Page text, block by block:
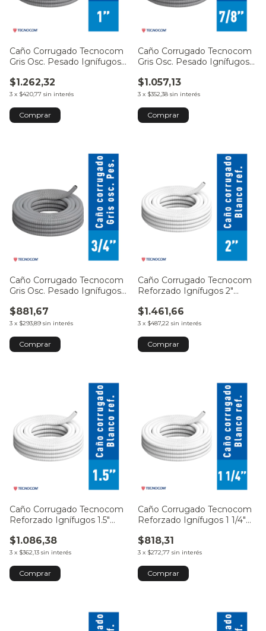
Caño Corrugado Tecnocom
Gris Osc. Pesado Ignífugos
$1.262,32
3 x $420,77 sin interés
Caño Corrugado Tecnocom
Gris Osc. Pesado Ignífugos
$1.057,13
3 x $352,38 sin interés
Caño Corrugado Tecnocom
Gris Osc. Pesado Ignífugos
$881,67
3 x $293,89 sin interés
Caño Corrugado Tecnocom
Reforzado Ignífugos 2"
$1.461,66
3 x $487,22 sin interés
Caño Corrugado Tecnocom
Reforzado Ignífugos 1.5"
$1.086,38
3 x $362,13 sin interés
Caño Corrugado Tecnocom
Reforzado Ignífugos 1 1/4"
$818,31
3 x $272,77 sin interés